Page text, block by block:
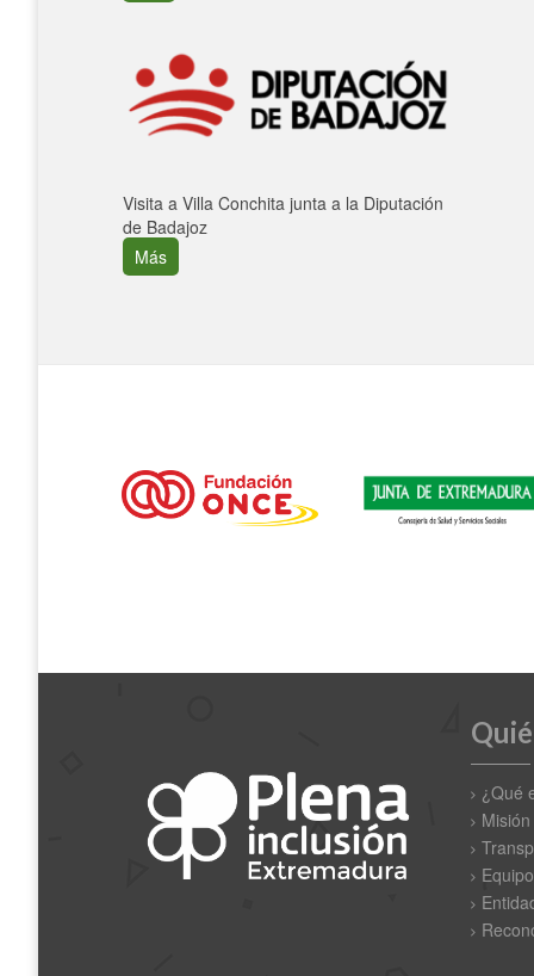
Visita a Villa Conchita junta a la Diputación
de Badajoz
Más
¿Qué
Misión
Equipo